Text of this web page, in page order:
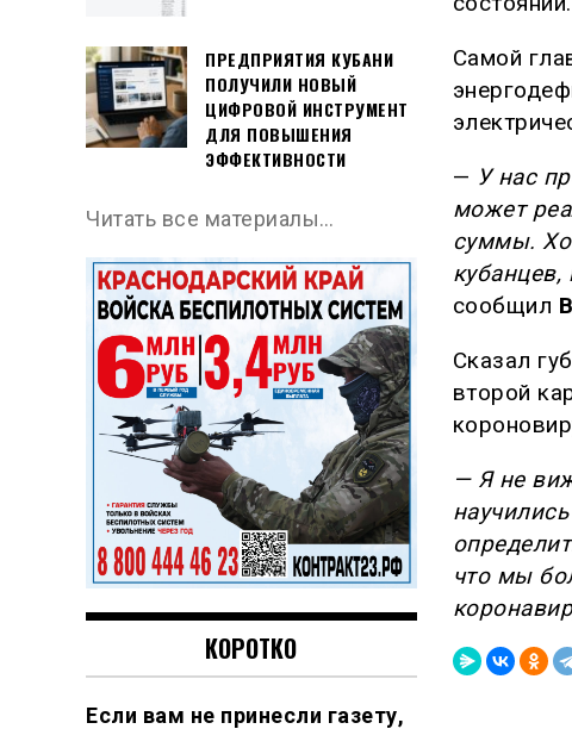
Самой
— У нас
может
суммы.
сообщил
Сказал
второй
— Я не
что мы
ПРЕДПРИЯТИЯ КУБАНИ
ПОЛУЧИЛИ НОВЫЙ
ЦИФРОВОЙ ИНСТРУМЕНТ
ДЛЯ ПОВЫШЕНИЯ
ЭФФЕКТИВНОСТИ
Читать все материалы…
КОРОТКО
Если вам не принесли газету,